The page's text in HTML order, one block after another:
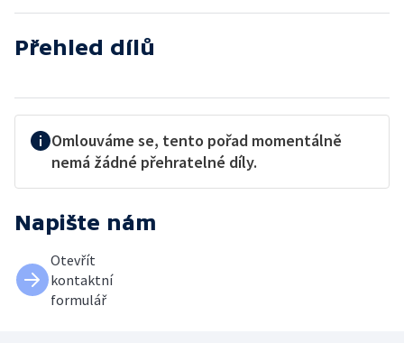
Přehled dílů
Omlouváme se, tento pořad momentálně
nemá žádné přehratelné díly.
Napište nám
Otevřít
kontaktní
formulář